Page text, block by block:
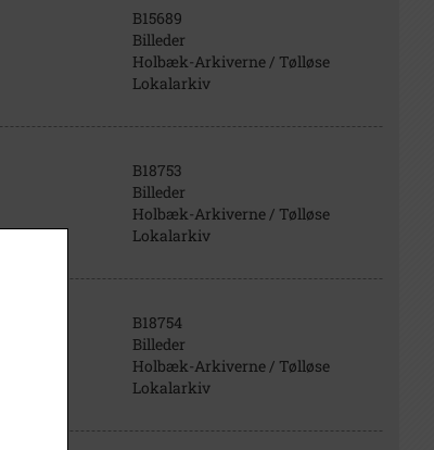
B15689
Billeder
Holbæk-Arkiverne / Tølløse
Lokalarkiv
B18753
Billeder
Holbæk-Arkiverne / Tølløse
Lokalarkiv
B18754
Billeder
Holbæk-Arkiverne / Tølløse
Lokalarkiv